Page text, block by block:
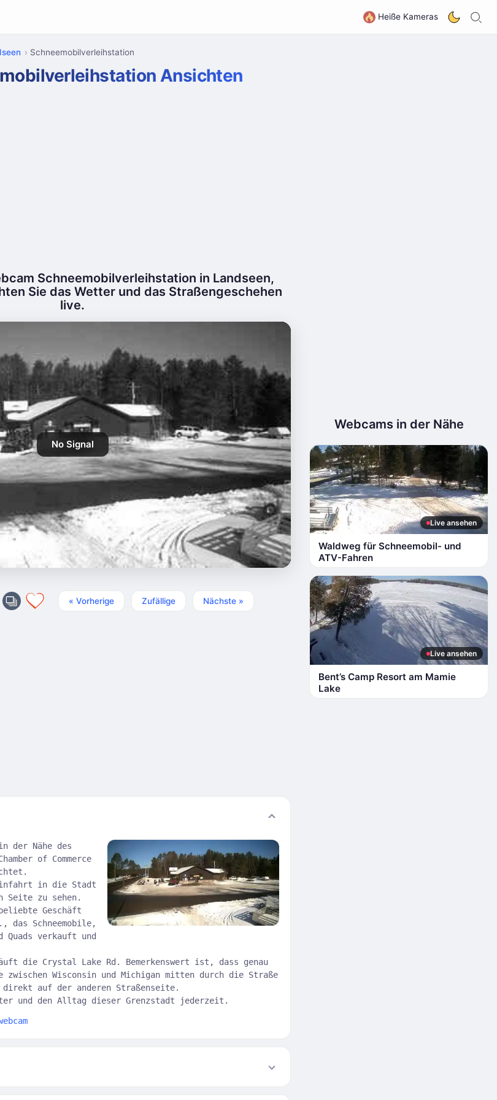
Heiße Kameras
Schneemobilverleihstation
Ansichten
Schneemobilverleihstation in Landseen,
Sie das Wetter und das Straßengeschehen
live.
No Signal
« Vorherige Zufällige Nächste »
der Nähe des
of Commerce
in die Stadt
Seite zu sehen.
Geschäft
das Schneemobile,
Quads verkauft und
die Crystal Lake Rd. Bemerkenswert ist, dass genau
zwischen Wisconsin und Michigan mitten durch die Straße
auf der anderen Straßenseite.
und den Alltag dieser Grenzstadt jederzeit.
Webcams in der Nähe
Live ansehen
Waldweg für Schneemobil- und
ATV-Fahren
Live ansehen
Bent’s Camp Resort am Mamie
Lake